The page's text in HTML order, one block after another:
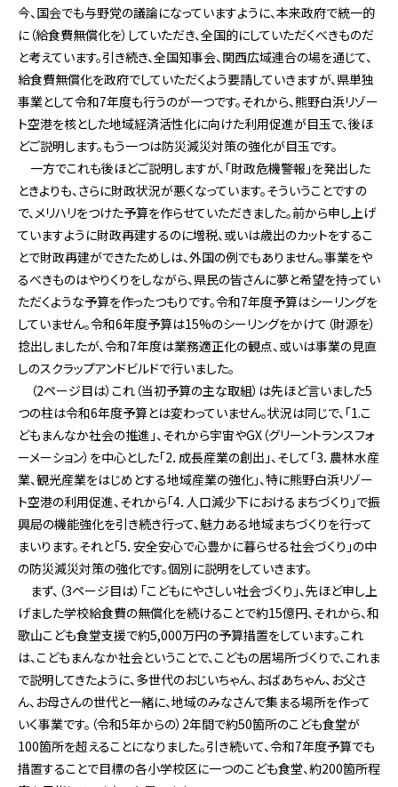
今、国会でも与野党の議論になっていますように、本来政府で統一的
に（給食費無償化を）していただき、全国的にしていただくべきものだ
と考えています。引き続き、全国知事会、関西広域連合の場を通じて、
給食費無償化を政府でしていただくよう要請していきますが、県単独
事業として令和7年度も行うのが一つです。それから、熊野白浜リゾー
ト空港を核とした地域経済活性化に向けた利用促進が目玉で、後ほ
どご説明します。もう一つは防災減災対策の強化が目玉です。
一方でこれも後ほどご説明しますが、「財政危機警報」を発出した
ときよりも、さらに財政状況が悪くなっています。そういうことですの
で、メリハリをつけた予算を作らせていただきました。前から申し上げ
ていますように財政再建するのに増税、或いは歳出のカットをするこ
とで財政再建ができたためしは、外国の例でもありません。事業をや
るべきものはやりくりをしながら、県民の皆さんに夢と希望を持ってい
ただくような予算を作ったつもりです。令和7年度予算はシーリングを
していません。令和6年度予算は15%のシーリングをかけて（財源を）
捻出しましたが、令和7年度は業務適正化の観点、或いは事業の見直
しのスクラップアンドビルドで行いました。
（2ページ目は）これ（当初予算の主な取組）は先ほど言いました5
つの柱は令和6年度予算とは変わっていません。状況は同じで、「1.こ
どもまんなか社会の推進」、それから宇宙やGX（グリーントランスフォ
ーメーション）を中心とした「2．成長産業の創出」、そして「3．農林水産
業、観光産業をはじめとする地域産業の強化」、特に熊野白浜リゾー
ト空港の利用促進、それから「4．人口減少下におけるまちづくり」で振
興局の機能強化を引き続き行って、魅力ある地域まちづくりを行って
まいります。それと「5．安全安心で心豊かに暮らせる社会づくり」の中
の防災減災対策の強化です。個別に説明をしていきます。
まず、（3ページ目は）「こどもにやさしい社会づくり」、先ほど申し上
げました学校給食費の無償化を続けることで約15億円、それから、和
歌山こども食堂支援で約5,000万円の予算措置をしています。これ
は、こどもまんなか社会ということで、こどもの居場所づくりで、これま
で説明してきたように、多世代のおじいちゃん、おばあちゃん、お父さ
ん、お母さんの世代と一緒に、地域のみなさんで集まる場所を作って
いく事業です。（令和5年からの）2年間で約50箇所のこども食堂が
100箇所を超えることになりました。引き続いて、令和7年度予算でも
措置することで目標の各小学校区に一つのこども食堂、約200箇所程